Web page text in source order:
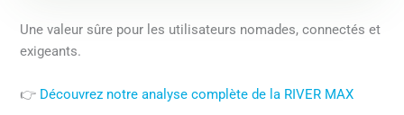
Une valeur sûre pour les utilisateurs nomades, connectés et
exigeants.
👉 Découvrez notre analyse complète de la RIVER MAX